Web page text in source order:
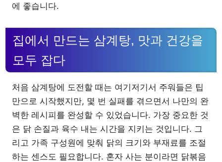
에 좋습니다.
집에서 만드는 삼계탕, 맛과 건강을
모두 잡다
처음 삼계탕에 도전할 때는 여기저기서 주워들은 팁
만으로 시작했지만, 몇 번 실패를 겪으면서 나만의 완
벽한 레시피를 완성할 수 있었습니다. 가장 중요한 것
은 닭 손질과 육수 내는 시간을 지키는 것입니다. 그
리고 가족 구성원에 맞춰 닭의 크기와 부재료를 조절
하는 센스도 필요합니다. 혼자 사는 분이라면 닭볶음